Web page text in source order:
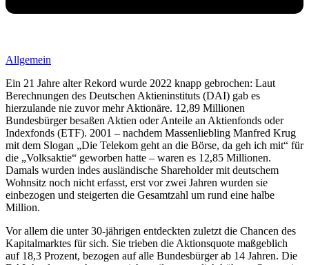
Allgemein
Ein 21 Jahre alter Rekord wurde 2022 knapp gebrochen: Laut
Berechnungen des Deutschen Aktieninstituts (DAI) gab es
hierzulande nie zuvor mehr Aktionäre. 12,89 Millionen
Bundesbürger besaßen Aktien oder Anteile an Aktienfonds oder
Indexfonds (ETF). 2001 – nachdem Massenliebling Manfred Krug
mit dem Slogan „Die Telekom geht an die Börse, da geh ich mit“ für
die „Volksaktie“ geworben hatte – waren es 12,85 Millionen.
Damals wurden indes ausländische Shareholder mit deutschem
Wohnsitz noch nicht erfasst, erst vor zwei Jahren wurden sie
einbezogen und steigerten die Gesamtzahl um rund eine halbe
Million.
Vor allem die unter 30-jährigen entdeckten zuletzt die Chancen des
Kapitalmarktes für sich. Sie trieben die Aktionsquote maßgeblich
auf 18,3 Prozent, bezogen auf alle Bundesbürger ab 14 Jahren. Die